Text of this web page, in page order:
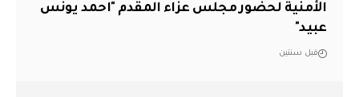
الأمنية لحضور مجلس عزاء المقدم "احمد يونس
عبيد"
قبل سنتين